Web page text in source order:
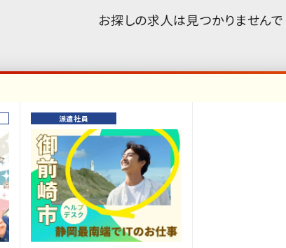
お探しの求人は見つかりませんで
派遣社員